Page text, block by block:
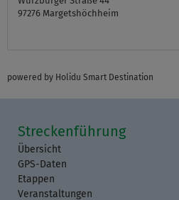
97276 Margetshöchheim
powered by Holidu Smart Destination
Streckenführung
Übersicht
GPS-Daten
Etappen
Veranstaltungen